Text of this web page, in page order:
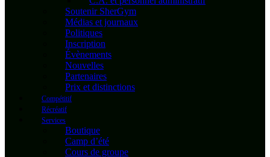
Soutenir SherGym
Médias et journaux
Politiques
Inscription
Évènements
Nouvelles
Partenaires
Prix et distinctions
Compétitif
Récréatif
Services
Boutique
Camp d’été
Cours de groupe